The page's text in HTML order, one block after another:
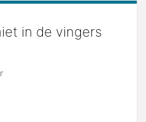
in de vingers